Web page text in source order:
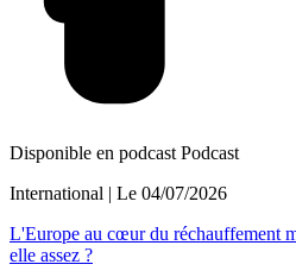
Disponible en podcast Podcast
International | Le 04/07/2026
L'Europe au cœur du réchauffement
elle assez ?